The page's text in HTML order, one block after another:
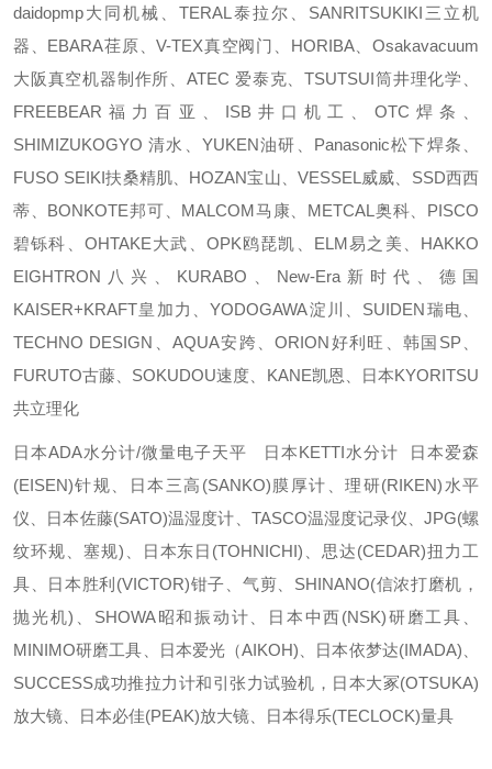
daidopmp大同机械、TERAL泰拉尔、SANRITSUKIKI三立机
器、EBARA荏原、V-TEX真空阀门、HORIBA、Osakavacuum
大阪真空机器制作所、ATEC 爱泰克、TSUTSUI筒井理化学、
FREEBEAR福力百亚、ISB井口机工、OTC焊条、
SHIMIZUKOGYO 清水、YUKEN油研、Panasonic松下焊条、
FUSO SEIKI扶桑精肌、HOZAN宝山、VESSEL威威、SSD西西
蒂、BONKOTE邦可、MALCOM马康、METCAL奥科、PISCO
碧铄科、OHTAKE大武、OPK鸥琵凯、ELM易之美、HAKKO
EIGHTRON八兴、KURABO、New-Era新时代、德国
KAISER+KRAFT皇加力、YODOGAWA淀川、SUIDEN瑞电、
TECHNO DESIGN、AQUA安跨、ORION好利旺、韩国SP、
FURUTO古藤、SOKUDOU速度、KANE凯恩、日本KYORITSU
共立理化
日本ADA水分计/微量电子天平 日本KETTI水分计 日本爱森
(EISEN)针规、日本三高(SANKO)膜厚计、理研(RIKEN)水平
仪、日本佐藤(SATO)温湿度计、TASCO温湿度记录仪、JPG(螺
纹环规、塞规)、日本东日(TOHNICHI)、思达(CEDAR)扭力工
具、日本胜利(VICTOR)钳子、气剪、SHINANO(信浓打磨机，
抛光机)、SHOWA昭和振动计、日本中西(NSK)研磨工具、
MINIMO研磨工具、日本爱光（AIKOH)、日本依梦达(IMADA)、
SUCCESS成功推拉力计和引张力试验机，日本大冢(OTSUKA)
放大镜、日本必佳(PEAK)放大镜、日本得乐(TECLOCK)量具